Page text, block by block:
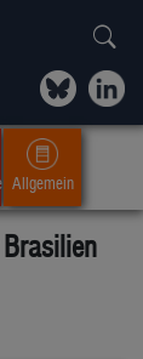
Allgemein
Brasilien